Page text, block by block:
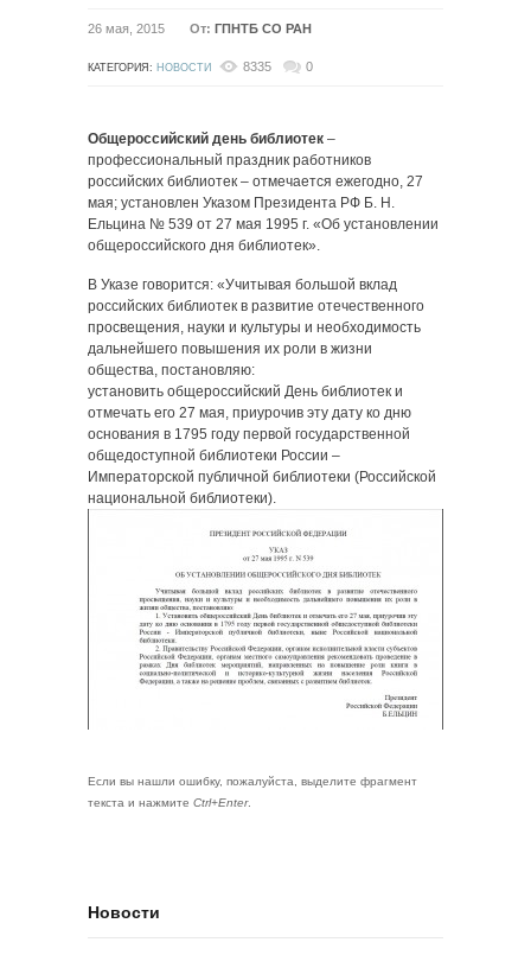
26 мая, 2015 От: ГПНТБ СО РАН
КАТЕГОРИЯ: НОВОСТИ 8335 0
Общероссийский день библиотек –
профессиональный праздник работников
российских библиотек – отмечается ежегодно, 27
мая; установлен Указом Президента РФ Б. Н.
Ельцина № 539 от 27 мая 1995 г. «Об установлении
общероссийского дня библиотек».
В Указе говорится: «Учитывая большой вклад
российских библиотек в развитие отечественного
просвещения, науки и культуры и необходимость
дальнейшего повышения их роли в жизни
общества, постановляю:
установить общероссийский День библиотек и
отмечать его 27 мая, приурочив эту дату ко дню
основания в 1795 году первой государственной
общедоступной библиотеки России –
Императорской публичной библиотеки (Российской
национальной библиотеки).
Если вы нашли ошибку, пожалуйста, выделите фрагмент
текста и нажмите Ctrl+Enter.
Новости